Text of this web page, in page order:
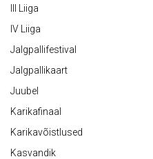
III Liiga
IV Liiga
Jalgpallifestival
Jalgpallikaart
Juubel
Karikafinaal
Karikavõistlused
Kasvandik